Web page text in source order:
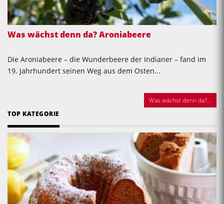
Was wächst denn da? Aroniabeere
Die Aroniabeere – die Wunderbeere der Indianer – fand im
19. Jahrhundert seinen Weg aus dem Osten...
Was wächst denn da?...
TOP KATEGORIE